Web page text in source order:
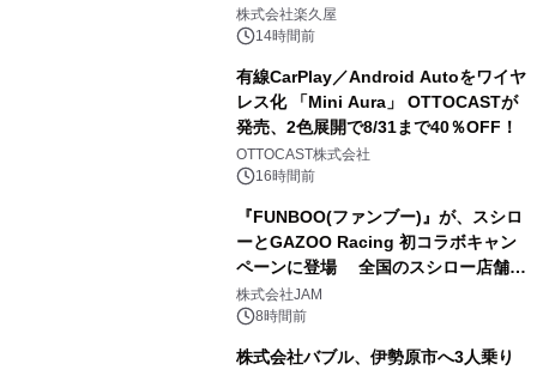
メニューを提供
株式会社楽久屋
14時間前
有線CarPlay／Android Autoをワイヤ
レス化 「Mini Aura」 OTTOCASTが
発売、2色展開で8/31まで40％OFF！
OTTOCAST株式会社
16時間前
『FUNBOO(ファンブー)』が、スシロ
ーとGAZOO Racing 初コラボキャン
ペーンに登場 全国のスシロー店舗で
GR 4車種の FUNBOO(ミニカー)付き
メニューが展開されます
株式会社JAM
8時間前
株式会社バブル、伊勢原市へ3人乗り